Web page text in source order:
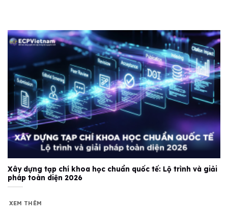
Xây dựng tạp chí khoa học chuẩn quốc tế: Lộ trình và giải
pháp toàn diện 2026
XEM THÊM